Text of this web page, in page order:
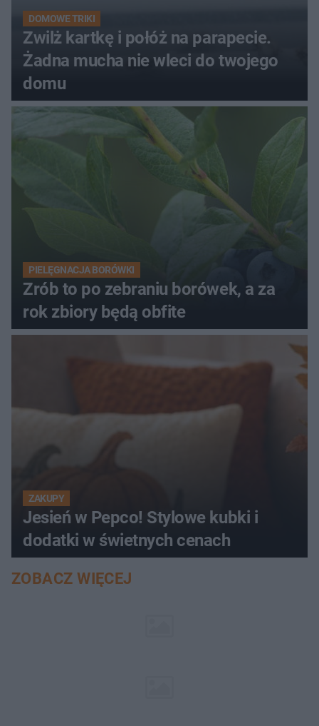
DOMOWE TRIKI
Zwilż kartkę i połóż na parapecie.
Żadna mucha nie wleci do twojego
domu
PIELĘGNACJA BORÓWKI
Zrób to po zebraniu borówek, a za
rok zbiory będą obfite
ZAKUPY
Jesień w Pepco! Stylowe kubki i
dodatki w świetnych cenach
ZOBACZ WIĘCEJ